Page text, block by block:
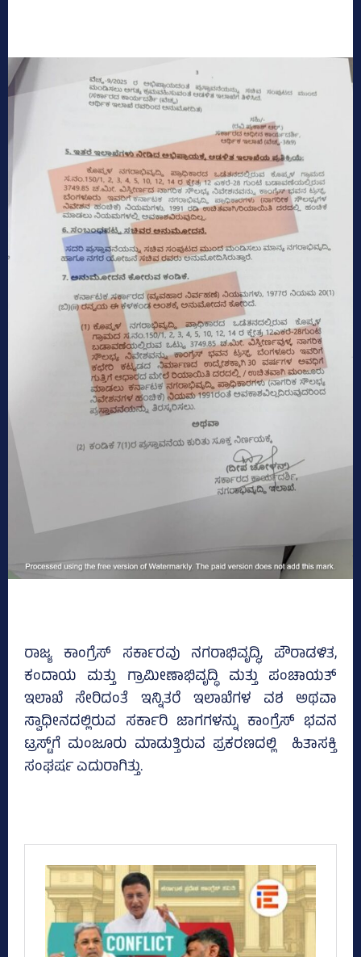
ರಾಜ್ಯ ಕಾಂಗ್ರೆಸ್‌ ಸರ್ಕಾರವು ನಗರಾಭಿವೃದ್ಧಿ, ಪೌರಾಡಳಿತ,
ಕಂದಾಯ ಮತ್ತು ಗ್ರಾಮೀಣಾಭಿವೃದ್ಧಿ ಮತ್ತು ಪಂಚಾಯತ್‌
ಇಲಾಖೆ ಸೇರಿದಂತೆ ಇನ್ನಿತರೆ ಇಲಾಖೆಗಳ ವಶ ಅಥವಾ
ಸ್ವಾಧೀನದಲ್ಲಿರುವ ಸರ್ಕಾರಿ ಜಾಗಗಳನ್ನು ಕಾಂಗ್ರೆಸ್‌ ಭವನ
ಟ್ರಸ್ಟ್‌ಗೆ ಮಂಜೂರು ಮಾಡುತ್ತಿರುವ ಪ್ರಕರಣದಲ್ಲಿ ಹಿತಾಸಕ್ತಿ
ಸಂಘರ್ಷ ಎದುರಾಗಿತ್ತು.